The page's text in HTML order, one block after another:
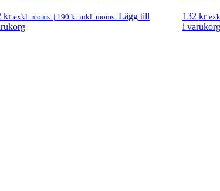
kr exkl. moms. | 190 krinkl. moms. Lägg till
132 kr
i varukorg